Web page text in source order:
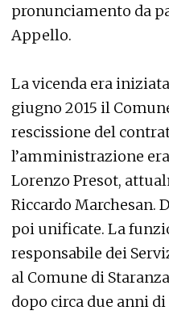
pronunciamento da
Appello.
La vicenda era
giugno 2015 il
rescissione del
l’amministrazione
Lorenzo Presot,
Riccardo Marchesan.
poi unificate. La
responsabile dei
al Comune di
dopo circa due anni